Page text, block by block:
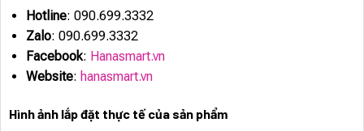
Hotline: 090.699.3332
Zalo: 090.699.3332
Facebook: Hanasmart.vn
Website: hanasmart.vn
Hình ảnh lắp đặt thực tế của sản phẩm